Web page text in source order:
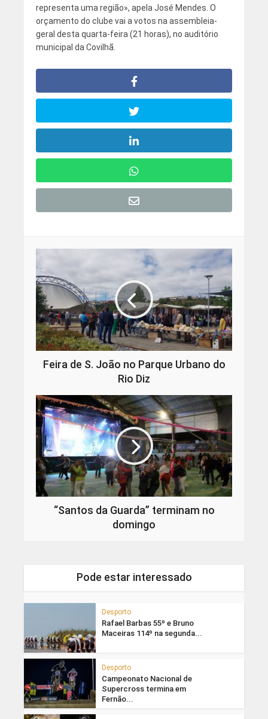
representa uma região», apela José Mendes. O
orçamento do clube vai a votos na assembleia-
geral desta quarta-feira (21 horas), no auditório
municipal da Covilhã.
Feira de S. João no Parque Urbano do
Rio Diz
“Santos da Guarda” terminam no
domingo
Pode estar interessado
Desporto
Rafael Barbas 55º e Bruno
Maceiras 114º na segunda...
Desporto
Campeonato Nacional de
Supercross termina em
Fernão...